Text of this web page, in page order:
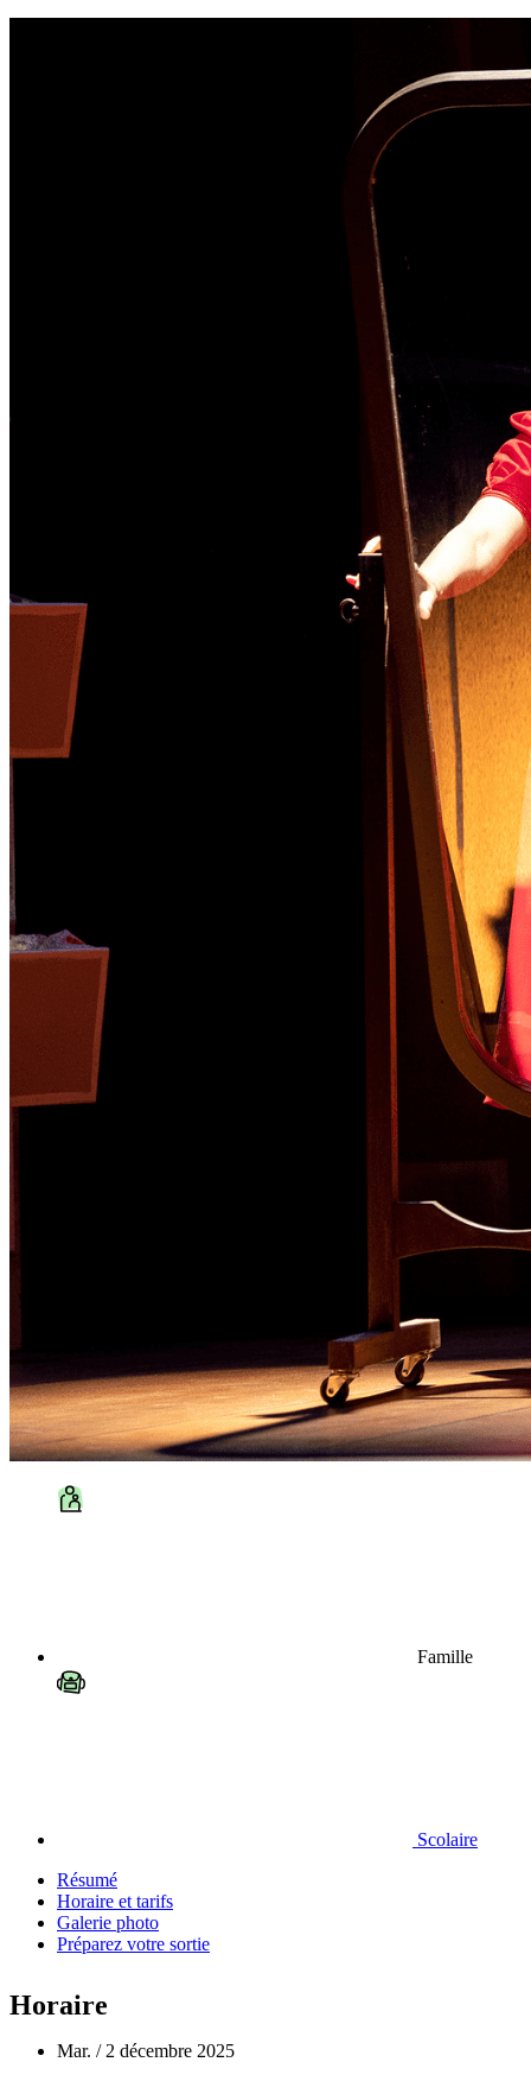
Famille
Scolaire
Résumé
Horaire et tarifs
Galerie photo
Préparez votre sortie
Horaire
Mar. / 2 décembre 2025